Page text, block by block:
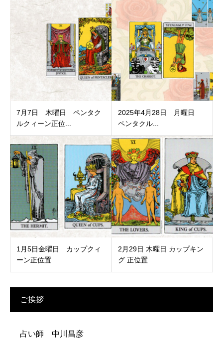
7月7日 木曜日 ペンタク
ルクィーン正位...
2025年4月28日 月曜日
ペンタクル...
1月5日金曜日 カップクィ
ーン正位置
2月29日 木曜日 カップキン
グ 正位置
ご挨拶
占い師 中川昌彦